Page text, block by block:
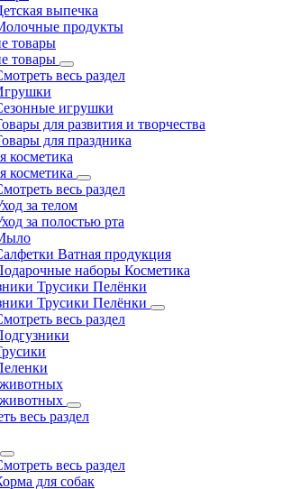
выпечка
продукты
товары
товары
весь раздел
игрушки
для развития и творчества
для праздника
косметика
косметика
весь раздел
за телом
за полостью рта
Ватная продукция
наборы Косметика
Трусики Пелёнки
Трусики Пелёнки
весь раздел
весь раздел
весь раздел
для собак